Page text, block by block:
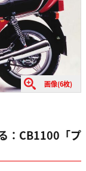
画像(6枚)
：CB1100「プ